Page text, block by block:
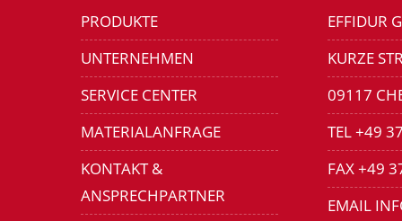
PRODUKTE
UNTERNEHMEN
SERVICE CENTER
MATERIALANFRAGE
KONTAKT &
ANSPRECHPARTNER
EFFIDUR
KURZE
09117
TEL +49
FAX +49
EMAIL